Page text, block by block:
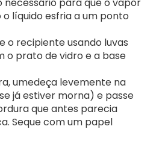
necessário para que o vapor
líquido esfria a um ponto
o recipiente usando luvas
o prato de vidro e a base
umedeça levemente na
já estiver morna) e passe
que antes parecia
Seque com um papel